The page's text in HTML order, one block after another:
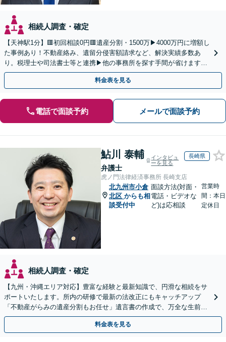
相続人調査・確定
【天神駅1分】🟥初回相談0円🟥遺産分割・1500万▶4000万円に増額し
た事例あり！不動産絡み、遺留分侵害額請求など、解決実績多数あ
り。税理士や司法書士等と連携▶他の事務所を探す手間が省けます！
不動産会社と連携し無料査定&財産調査も◎
料金表を見る
電話で面談予約 メールで面談予約
鮎川 泰輔
弁護士
インタビュ
ーを見る
長崎県
虎ノ門法律経済事務所 長崎支店
北九州市小倉
北区 からも相
談受付中
面談方法(対面・
電話・ビデオな
ど)は応相談
営業時
間：本日
定休日
相続人調査・確定
【九州・沖縄エリア対応】豊富な経験と最新知識で、円滑な相続をサ
ポートいたします。所内の研修で最新の法改正にもキャッチアップ
「不動産がらみの遺産分割もお任せ」遺言書の作成で、万全な生前対
策をおこないましょう【夜間・休日面談可】
料金表を見る